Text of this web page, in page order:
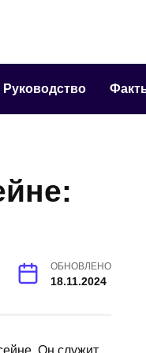
Руководство
ОБНОВЛЕНО
18.11.2024